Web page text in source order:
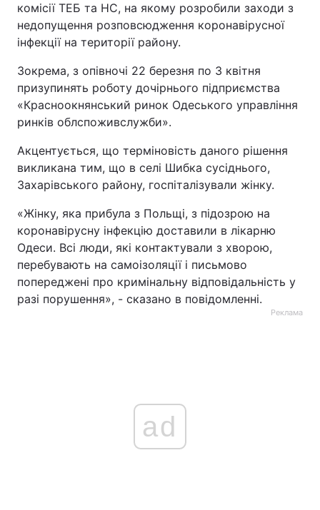
комісії ТЕБ та НС, на якому розробили заходи з
недопущення розповсюдження коронавірусної
інфекції на території району.
Зокрема, з опівночі 22 березня по 3 квітня
призупинять роботу дочірнього підприємства
«Красноокнянський ринок Одеського управління
ринків облспоживслужби».
Акцентується, що терміновість даного рішення
викликана тим, що в селі Шибка сусіднього,
Захарівського району, госпіталізували жінку.
«Жінку, яка прибула з Польщі, з підозрою на
коронавірусну інфекцію доставили в лікарню
Одеси. Всі люди, які контактували з хворою,
перебувають на самоізоляції і письмово
попереджені про кримінальну відповідальність у
разі порушення», - сказано в повідомленні.
Реклама
ad